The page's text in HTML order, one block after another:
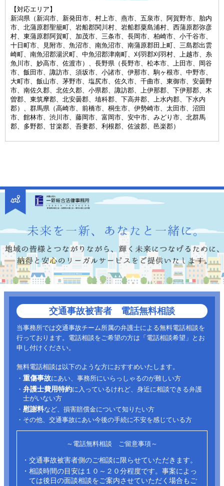
【対応エリア】
新潟県（新潟市、新発田市、村上市、燕市、五泉市、阿賀野市、胎内
市、北蒲原郡聖籠町、岩船郡関川村、岩船郡粟島浦村、西蒲原郡弥彦
村、東蒲原郡阿賀町、加茂市、三条市、長岡市、柏崎市、小千谷市、
十日町市、見附市、魚沼市、南魚沼市、南蒲原郡田上町、三島郡出雲
崎町、南魚沼郡湯沢町、中魚沼郡津南町、刈羽郡刈羽村、上越市、糸
魚川市、妙高市、佐渡市）、長野県（長野市、松本市、上田市、岡谷
市、飯田市、諏訪市、須坂市、小諸市、伊那市、駒ヶ根市、中野市、
大町市、飯山市、茅野市、塩尻市、佐久市、千曲市、東御市、安曇野
市、南佐久郡、北佐久郡、小県郡、諏訪郡、上伊那郡、下伊那郡、木
曽郡、東筑摩郡、北安曇郡、埴科郡、下高井郡、上水内郡、下水内
郡）、群馬県（高崎市、前橋市、桐生市、伊勢崎市、太田市、沼田
市、館林市、渋川市、藤岡市、富岡市、安中市、みどり市、北群馬
郡、多野郡、甘楽郡、吾妻郡、利根郡、佐波郡、邑楽郡）
交通事故被害者 電話無料相談
当事務所では交通事故チーム所属の弁護士による無料電話相談を
行っております。電話相談をご希望の方は「電話相談希望」とお
申し付けください。
無料電話相談は以下のような方におすすめいたします。
・ 重傷事故にあい、事務所にいらっしゃるのが難しい方
・ 弁護士費用特約に入っているけれど、身近に相談できる弁護
士がいない方
・ 慰謝料など、損害賠償金について知りたい方
・その他、交通事故にあい今後の手続に不安を感じている方
～電話無料相談 ご留意事項～
・交通事故被害者側のご相談に限らせていただきます。
・相談時間の目安は１０～２０分程度です。事案によっ
ては後日の面談相談をご案内させていただく場合もご